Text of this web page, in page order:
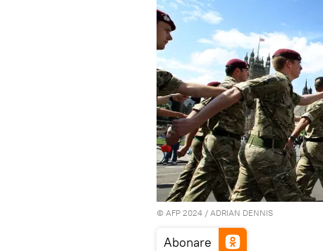
© AFP 2024 / ADRIAN DENNIS
Abonare